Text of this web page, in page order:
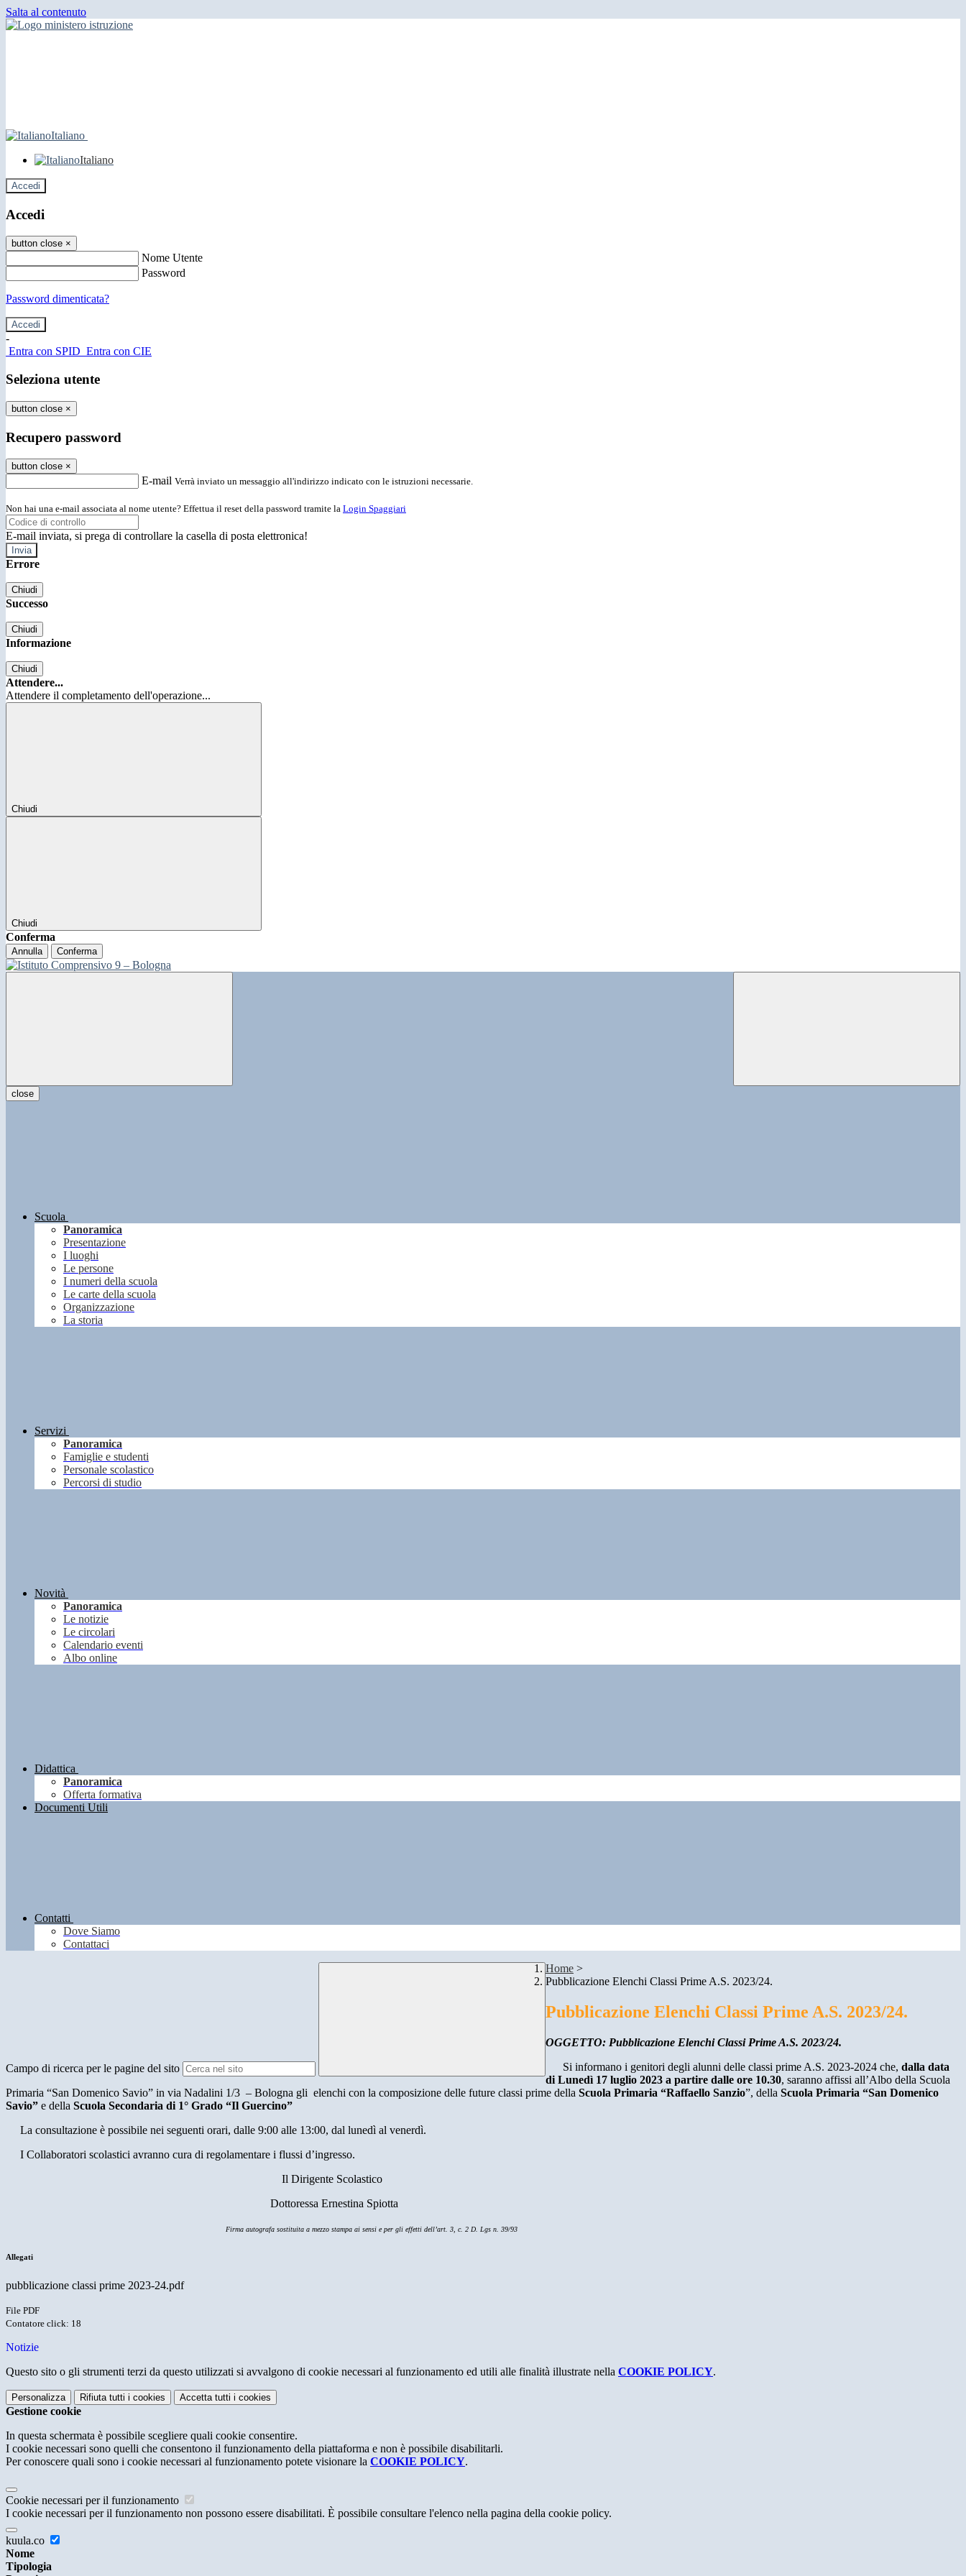
Salta al contenuto
Italiano
Italiano
Accedi
Accedi
button close ×
Nome Utente
Password
Password dimenticata?
-
Entra con SPID Entra con CIE
Seleziona utente
button close ×
Recupero password
button close ×
E-mail Verrà inviato un messaggio all'indirizzo indicato con le istruzioni necessarie.
Non hai una e-mail associata al nome utente? Effettua il reset della password tramite la Login Spaggiari
E-mail inviata, si prega di controllare la casella di posta elettronica!
Errore
Chiudi
Successo
Chiudi
Informazione
Chiudi
Attendere...
Attendere il completamento dell'operazione...
Chiudi
Chiudi
Conferma
Annulla Conferma
close
Scuola
Panoramica
Presentazione
I luoghi
Le persone
I numeri della scuola
Le carte della scuola
Organizzazione
La storia
Servizi
Panoramica
Famiglie e studenti
Personale scolastico
Percorsi di studio
Novità
Panoramica
Le notizie
Le circolari
Calendario eventi
Albo online
Didattica
Panoramica
Offerta formativa
Documenti Utili
Contatti
Dove Siamo
Contattaci
Campo di ricerca per le pagine del sito
Home >
Pubblicazione Elenchi Classi Prime A.S. 2023/24.
Pubblicazione Elenchi Classi Prime A.S. 2023/24.
OGGETTO: Pubblicazione Elenchi Classi Prime A.S. 2023/24.
Si informano i genitori degli alunni delle classi prime A.S. 2023-2024 che, dalla data
di Lunedì 17 luglio 2023 a partire dalle ore 10.30, saranno affissi all’Albo della Scuola
Primaria “San Domenico Savio” in via Nadalini 1/3 – Bologna gli elenchi con la composizione delle future classi prime della Scuola Primaria “Raffaello Sanzio”, della Scuola Primaria “San Domenico
Savio” e della Scuola Secondaria di 1° Grado “Il Guercino”
La consultazione è possibile nei seguenti orari, dalle 9:00 alle 13:00, dal lunedì al venerdì.
I Collaboratori scolastici avranno cura di regolamentare i flussi d’ingresso.
Il Dirigente Scolastico
Dottoressa Ernestina Spiotta
Firma autografa sostituita a mezzo stampa ai sensi e per gli effetti dell’art. 3, c. 2 D. Lgs n. 39/93
Allegati
pubblicazione classi prime 2023-24.pdf
File PDF
Contatore click: 18
Notizie
Questo sito o gli strumenti terzi da questo utilizzati si avvalgono di cookie necessari al funzionamento ed utili alle finalità illustrate nella COOKIE POLICY.
Personalizza Rifiuta tutti i cookies Accetta tutti i cookies
Gestione cookie
In questa schermata è possibile scegliere quali cookie consentire.
I cookie necessari sono quelli che consentono il funzionamento della piattaforma e non è possibile disabilitarli.
Per conoscere quali sono i cookie necessari al funzionamento potete visionare la COOKIE POLICY.
Cookie necessari per il funzionamento
I cookie necessari per il funzionamento non possono essere disabilitati. È possibile consultare l'elenco nella pagina della cookie policy.
kuula.co
Nome
Tipologia